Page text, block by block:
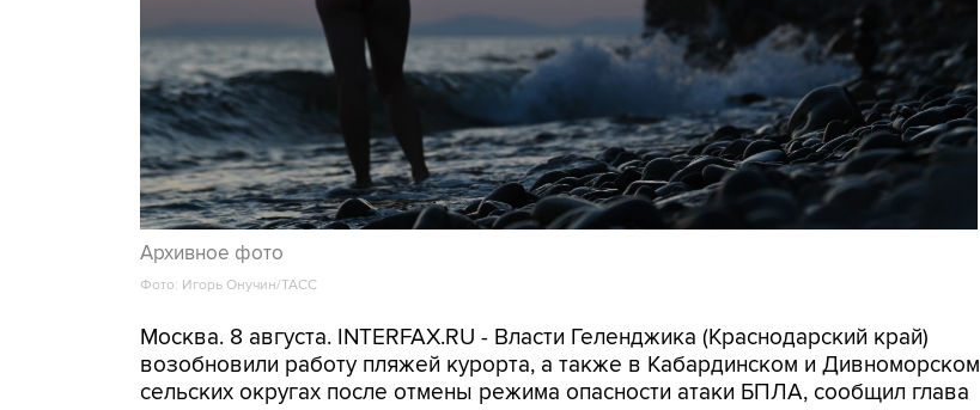
Архивное фото
Фото: Игорь Онучин/ТАСС
Москва. 8 августа. INTERFAX.RU - Власти Геленджика (Краснодарский край)
возобновили работу пляжей курорта, а также в Кабардинском и Дивноморском
сельских округах после отмены режима опасности атаки БПЛА, сообщил глава